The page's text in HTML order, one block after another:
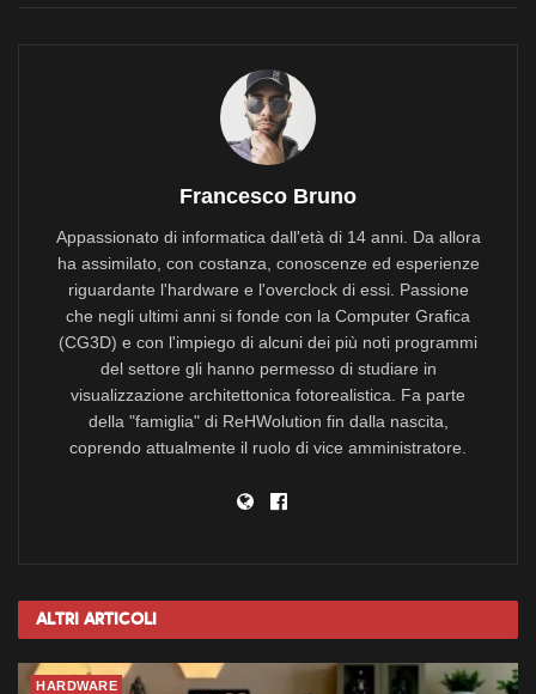
Francesco Bruno
Appassionato di informatica dall'età di 14 anni. Da allora
ha assimilato, con costanza, conoscenze ed esperienze
riguardante l'hardware e l'overclock di essi. Passione
che negli ultimi anni si fonde con la Computer Grafica
(CG3D) e con l'impiego di alcuni dei più noti programmi
del settore gli hanno permesso di studiare in
visualizzazione architettonica fotorealistica. Fa parte
della "famiglia" di ReHWolution fin dalla nascita,
coprendo attualmente il ruolo di vice amministratore.
Altri Articoli
HARDWARE